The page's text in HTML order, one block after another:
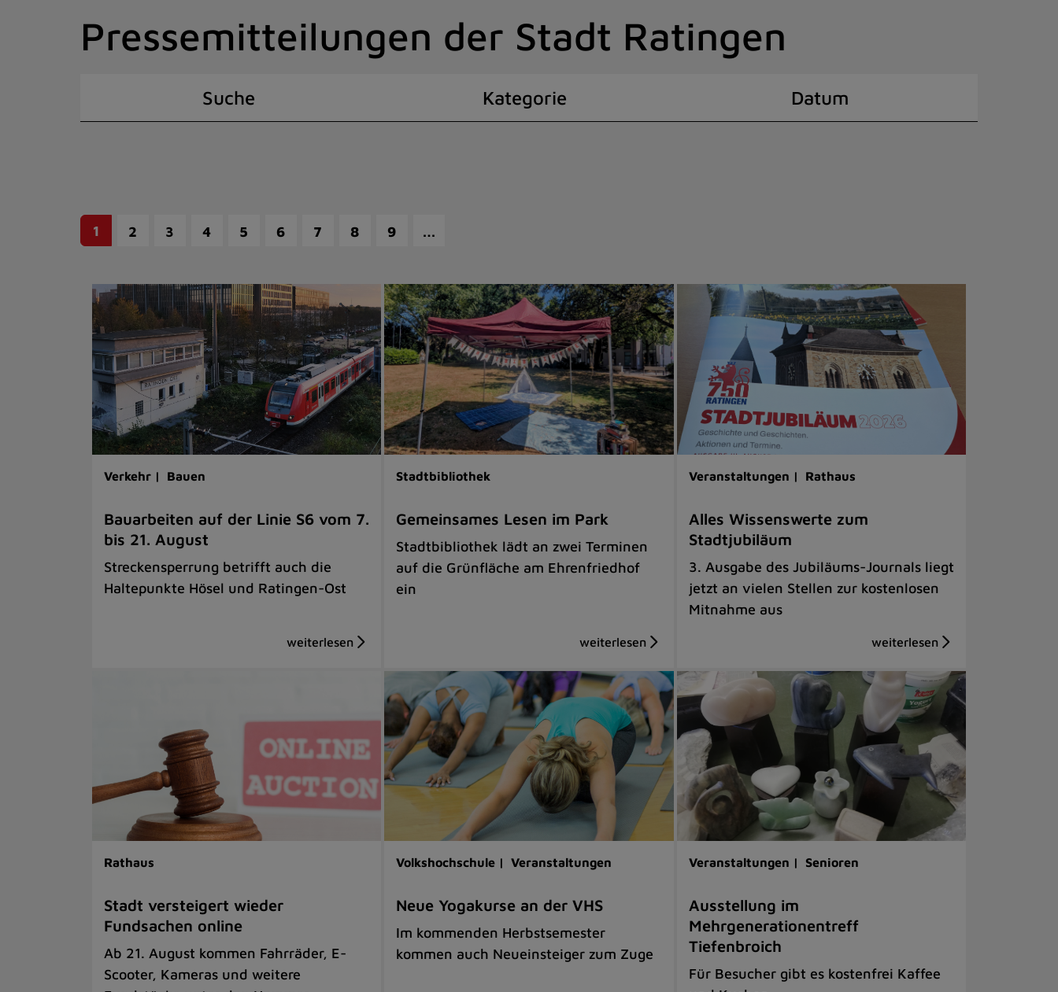
Pressemitteilungen der Stadt Ratingen
Suche Kategorie Datum
1 2 3 4 5 6 7 8 9 …
Verkehr | Bauen
Bauarbeiten auf der Linie S6 vom 7.
bis 21. August
Streckensperrung betrifft auch die
Haltepunkte Hösel und Ratingen-Ost
Stadtbibliothek
Gemeinsames Lesen im Park
Stadtbibliothek lädt an zwei Terminen
auf die Grünfläche am Ehrenfriedhof
ein
Veranstaltungen | Rathaus
Alles Wissenswerte zum
Stadtjubiläum
3. Ausgabe des Jubiläums-Journals liegt
jetzt an vielen Stellen zur kostenlosen
Mitnahme aus
Rathaus
Stadt versteigert wieder
Fundsachen online
Ab 21. August kommen Fahrräder, E-
Scooter, Kameras und weitere
Volkshochschule | Veranstaltungen
Neue Yogakurse an der VHS
Im kommenden Herbstsemester
kommen auch Neueinsteiger zum Zuge
Veranstaltungen | Senioren
Ausstellung im
Mehrgenerationentreff
Tiefenbroich
Für Besucher gibt es kostenfrei Kaffee